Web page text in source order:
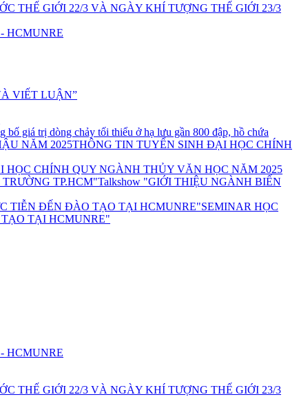
THẾ GIỚI 22/3 VÀ NGÀY KHÍ TƯỢNG THẾ GIỚI 23/3
- HCMUNRE
VIẾT LUẬN”
giá trị dòng chảy tối thiểu ở hạ lưu gần 800 đập, hồ chứa
THÔNG TIN TUYỂN SINH ĐẠI HỌC CHÍNH
CHÍNH QUY NGÀNH THỦY VĂN HỌC NĂM 2025
Talkshow "GIỚI THIỆU NGÀNH BIẾN
SEMINAR HỌC
TẠI HCMUNRE"
- HCMUNRE
THẾ GIỚI 22/3 VÀ NGÀY KHÍ TƯỢNG THẾ GIỚI 23/3